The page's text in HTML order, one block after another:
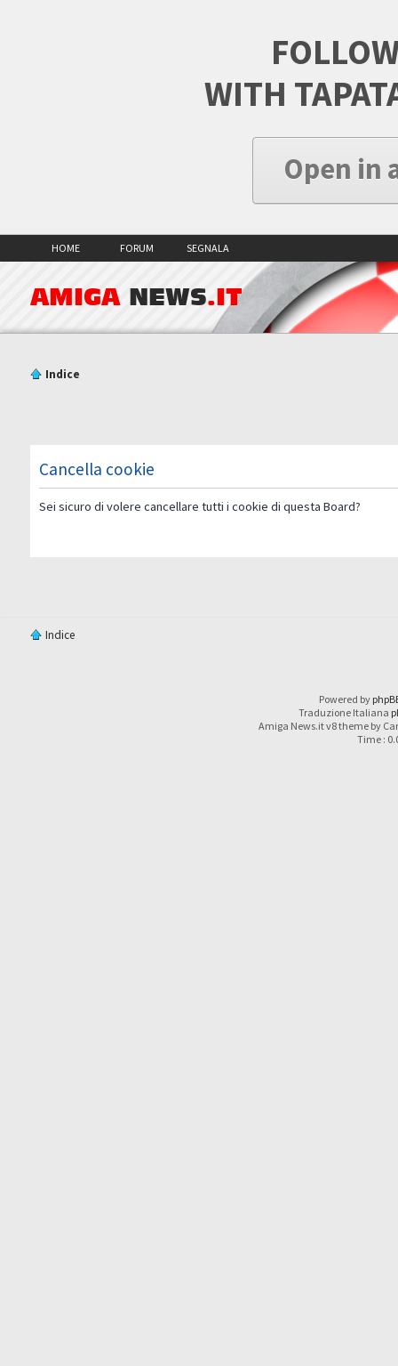
WITH
Open in
HOME FORUM SEGNALA
AMIGA NEWS.IT
Indice
Cancella cookie
Sei sicuro di volere cancellare tutti i cookie di questa Board?
Indice
Powered by
Traduzione Italiana
Amiga News.it v8 theme by
Time :